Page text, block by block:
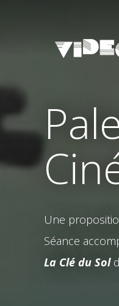
Une
Séance
La Clé du Sol